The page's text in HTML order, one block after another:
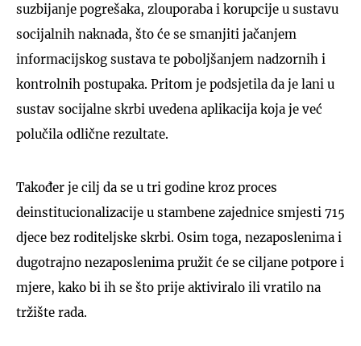
suzbijanje pogrešaka, zlouporaba i korupcije u sustavu
socijalnih naknada, što će se smanjiti jačanjem
informacijskog sustava te poboljšanjem nadzornih i
kontrolnih postupaka. Pritom je podsjetila da je lani u
sustav socijalne skrbi uvedena aplikacija koja je već
polučila odlične rezultate.
Također je cilj da se u tri godine kroz proces
deinstitucionalizacije u stambene zajednice smjesti 715
djece bez roditeljske skrbi. Osim toga, nezaposlenima i
dugotrajno nezaposlenima pružit će se ciljane potpore i
mjere, kako bi ih se što prije aktiviralo ili vratilo na
tržište rada.